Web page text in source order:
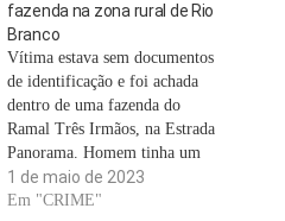
fazenda na zona rural de Rio
Branco
Vítima estava sem documentos
de identificação e foi achada
dentro de uma fazenda do
Ramal Três Irmãos, na Estrada
Panorama. Homem tinha um
corte no crânio e outro no
tórax, os dedos da mão direita
1 de maio de 2023
Em "CRIME"